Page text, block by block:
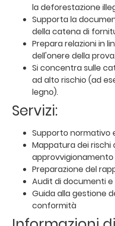
la deforestazione
Supporta la
della catena di
Prepara relazioni in
dell'onere della
Si concentra sulle
ad alto rischio (ad
legno).
Servizi:
Supporto normativo
Mappatura dei rischi
approvvigionamento
Preparazione del
Audit di documenti
Guida alla gestione
conformità